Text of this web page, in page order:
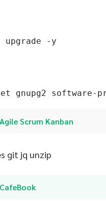
upgrade -y
software-
Scrum Kanban
git jq unzip